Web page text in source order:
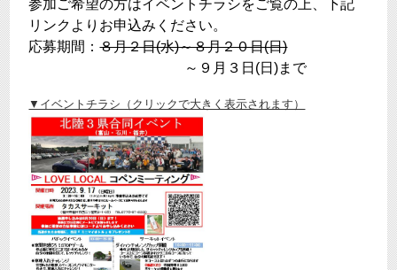
参加ご希望の方はイベントチラシをご覧の上、下記
リンクよりお申込みください。
応募期間：８月２日(水)～８月２０日(日)
～９月３日(日)まで
▼イベントチラシ（クリックで大きく表示されます）